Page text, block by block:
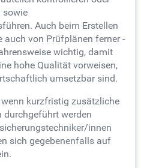
sowie
Auch beim Erstellen
von Prüfplänen ferner -
wichtig, damit
hohe Qualität vorweisen,
umsetzbar sind.
kurzfristig zusätzliche
durchgeführt werden
innen
sich gegebenenfalls auf